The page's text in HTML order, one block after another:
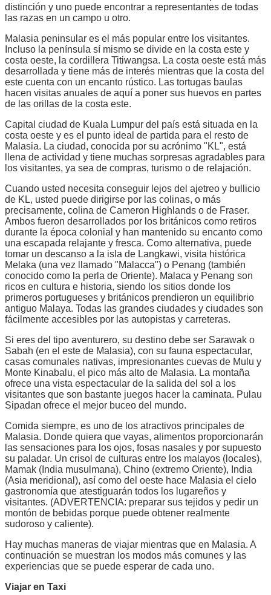
distinción y uno puede encontrar a representantes de todas
las razas en un campo u otro.
Malasia peninsular es el más popular entre los visitantes.
Incluso la península sí mismo se divide en la costa este y
costa oeste, la cordillera Titiwangsa. La costa oeste está más
desarrollada y tiene más de interés mientras que la costa del
este cuenta con un encanto rústico. Las tortugas baulas
hacen visitas anuales de aquí a poner sus huevos en partes
de las orillas de la costa este.
Capital ciudad de Kuala Lumpur del país está situada en la
costa oeste y es el punto ideal de partida para el resto de
Malasia. La ciudad, conocida por su acrónimo "KL", está
llena de actividad y tiene muchas sorpresas agradables para
los visitantes, ya sea de compras, turismo o de relajación.
Cuando usted necesita conseguir lejos del ajetreo y bullicio
de KL, usted puede dirigirse por las colinas, o más
precisamente, colina de Cameron Highlands o de Fraser.
Ambos fueron desarrollados por los británicos como retiros
durante la época colonial y han mantenido su encanto como
una escapada relajante y fresca. Como alternativa, puede
tomar un descanso a la isla de Langkawi, visita histórica
Melaka (una vez llamado "Malacca") o Penang (también
conocido como la perla de Oriente). Malaca y Penang son
ricos en cultura e historia, siendo los sitios donde los
primeros portugueses y británicos prendieron un equilibrio
antiguo Malaya. Todas las grandes ciudades y ciudades son
fácilmente accesibles por las autopistas y carreteras.
Si eres del tipo aventurero, su destino debe ser Sarawak o
Sabah (en el este de Malasia), con su fauna espectacular,
casas comunales nativas, impresionantes cuevas de Mulu y
Monte Kinabalu, el pico más alto de Malasia. La montaña
ofrece una vista espectacular de la salida del sol a los
visitantes que son bastante juegos hacer la caminata. Pulau
Sipadan ofrece el mejor buceo del mundo.
Comida siempre, es uno de los atractivos principales de
Malasia. Donde quiera que vayas, alimentos proporcionarán
las sensaciones para los ojos, fosas nasales y por supuesto
su paladar. Un crisol de culturas entre los malayos (locales),
Mamak (India musulmana), Chino (extremo Oriente), India
(Asia meridional), así como del oeste hace Malasia el cielo
gastronomía que atestiguarán todos los lugareños y
visitantes. (ADVERTENCIA: preparar sus tejidos y pedir un
montón de bebidas porque puede obtener realmente
sudoroso y caliente).
Hay muchas maneras de viajar mientras que en Malasia. A
continuación se muestran los modos más comunes y las
experiencias que se puede esperar de cada uno.
Viajar en Taxi